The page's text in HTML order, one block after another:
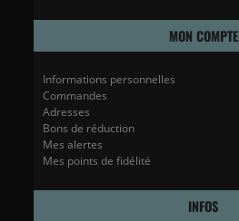
MON COMPTE
Informations personnelles
Commandes
Adresses
Bons de réduction
Mes alertes
Mes points de fidélité
INFOS